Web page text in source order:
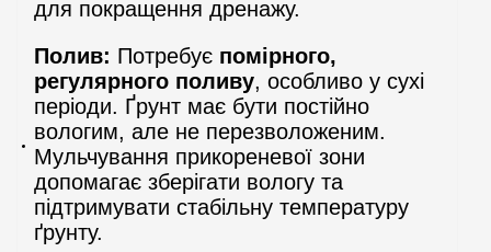
для покращення дренажу.
Полив: Потребує помірного,
регулярного поливу, особливо у сухі
періоди. Ґрунт має бути постійно
вологим, але не перезволоженим.
Мульчування прикореневої зони
допомагає зберігати вологу та
підтримувати стабільну температуру
ґрунту.